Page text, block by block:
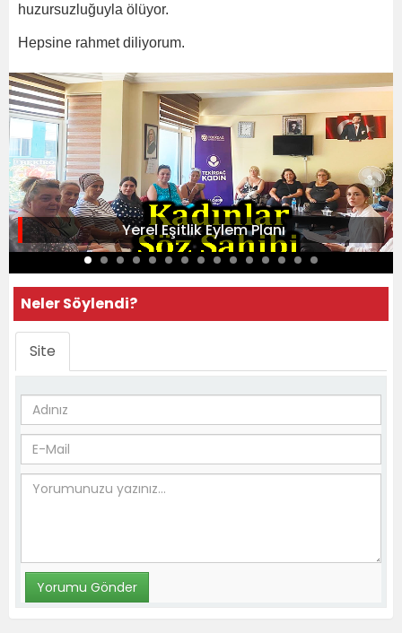
huzursuzluğuyla ölüyor.
Hepsine rahmet diliyorum.
Yerel Eşitlik Eylem Planı
Neler Söylendi?
Site